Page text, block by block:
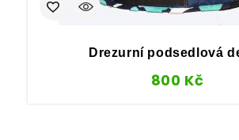
Drezurní podsedlová
800 Kč